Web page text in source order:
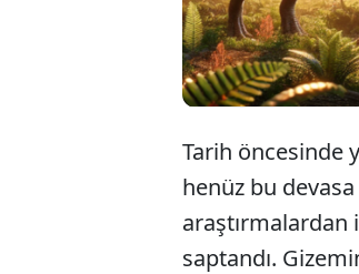
Tarih öncesinde
henüz bu
araştırmalardan
saptandı.